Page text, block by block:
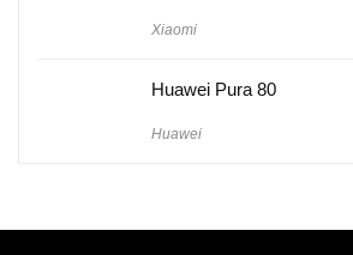
Xiaomi
Huawei Pura 80
Huawei